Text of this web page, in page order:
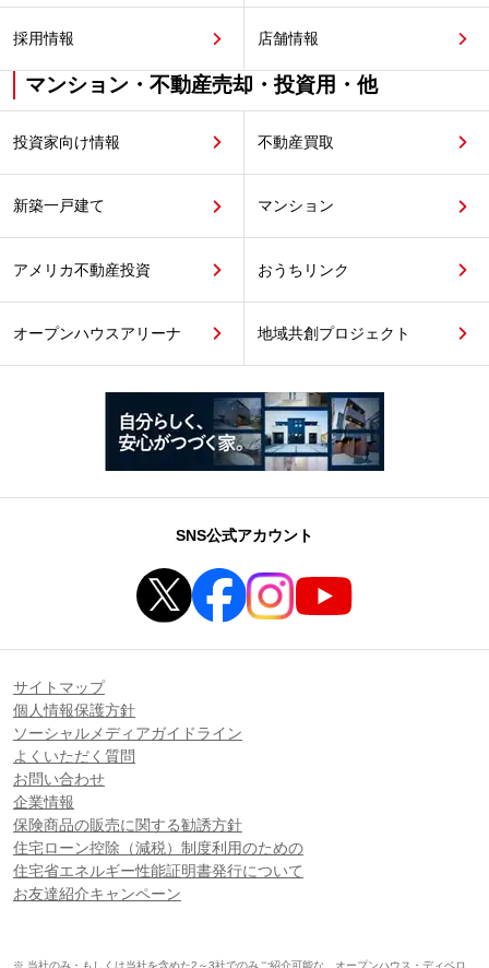
採用情報 店舗情報
マンション・不動産売却・投資用・他
投資家向け情報 不動産買取
新築一戸建て マンション
アメリカ不動産投資 おうちリンク
オープンハウスアリーナ 地域共創プロジェクト
SNS公式アカウント
サイトマップ
個人情報保護方針
ソーシャルメディアガイドライン
よくいただく質問
お問い合わせ
企業情報
保険商品の販売に関する勧誘方針
住宅ローン控除（減税）制度利用のための
住宅省エネルギー性能証明書発行について
お友達紹介キャンペーン
※ 当社のみ・もしくは当社を含めた2～3社でのみご紹介可能な、オープンハウス・ディベロ